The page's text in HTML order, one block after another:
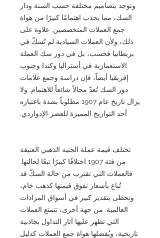
وتوجد بتصاميم مختلفة حسب السنة ودار
السك، مما يجذب اهتمامًا كبيرًا من هواة
جمع العملات المتخصصين. علاوة على
ذلك، ولأن العملات السيادية لم تُسكّ في
بريطانيا فحسب، بل في دور سك العملة
الاستعمارية في أستراليا وكندا وجنوب
إفريقيا أيضاً، فإن دراسة وجمع علامات
دور السك تُعدّ مجالاً شائعاً للاهتمام. ولا
يزال تاريخ عام 1907 مطلوباً بشدة باعتباره
أحد التواريخ المميزة للعصر الإدواردي.
تختلف قيمة عملة الجنيه الذهبي العتيقة
من فئة 1907 اختلافًا كبيرًا تبعًا لحالتها.
فالعملات التي تقترب من حالة السكّ قد
تُباع بأسعار تفوق قيمتها كذهب خام،
وتحظى بتقدير كبير في أسواق المزادات
العالمية. من جهة أخرى، تتمتع العملات
التي تظهر عليها آثار التداول بجاذبية
تاريخية، ويُفضلها هواة جمع العملات كدليل